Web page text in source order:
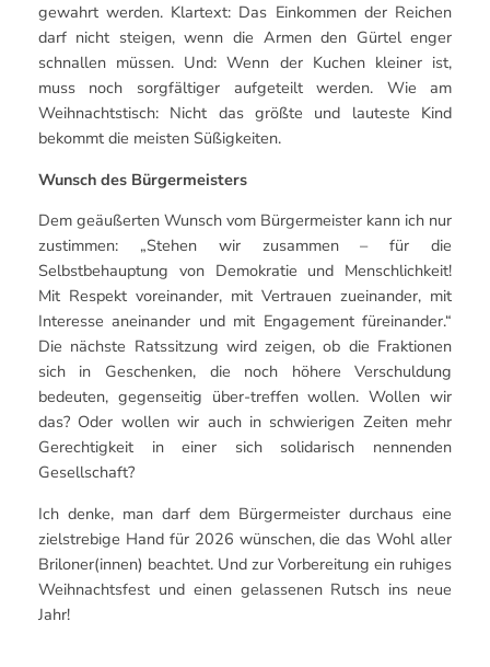
gewahrt werden. Klartext: Das Einkommen der Reichen
darf nicht steigen, wenn die Armen den Gürtel enger
schnallen müssen. Und: Wenn der Kuchen kleiner ist,
muss noch sorgfältiger aufgeteilt werden. Wie am
Weihnachtstisch: Nicht das größte und lauteste Kind
bekommt die meisten Süßigkeiten.
Wunsch des Bürgermeisters
Dem geäußerten Wunsch vom Bürgermeister kann ich nur
zustimmen: „Stehen wir zusammen – für die
Selbstbehauptung von Demokratie und Menschlichkeit!
Mit Respekt voreinander, mit Vertrauen zueinander, mit
Interesse aneinander und mit Engagement füreinander.“
Die nächste Ratssitzung wird zeigen, ob die Fraktionen
sich in Geschenken, die noch höhere Verschuldung
bedeuten, gegenseitig über-treffen wollen. Wollen wir
das? Oder wollen wir auch in schwierigen Zeiten mehr
Gerechtigkeit in einer sich solidarisch nennenden
Gesellschaft?
Ich denke, man darf dem Bürgermeister durchaus eine
zielstrebige Hand für 2026 wünschen, die das Wohl aller
Briloner(innen) beachtet. Und zur Vorbereitung ein ruhiges
Weihnachtsfest und einen gelassenen Rutsch ins neue
Jahr!